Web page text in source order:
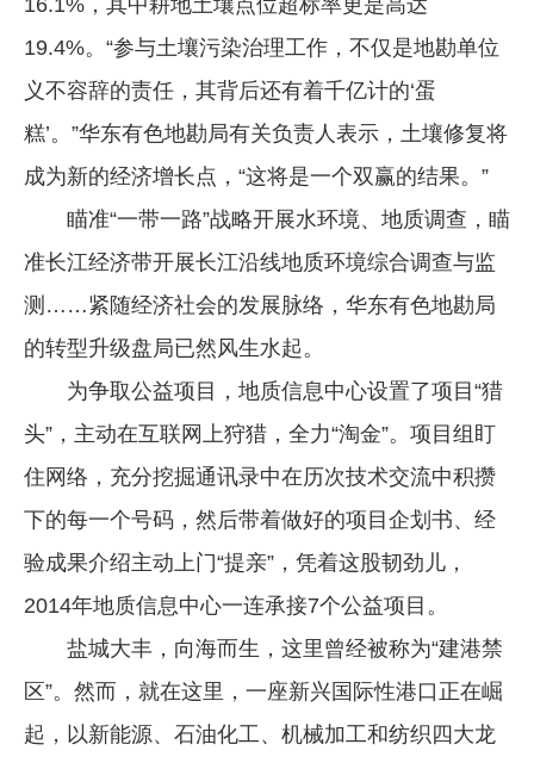
19.4%。“参与土壤污染治理工作，不仅是地勘单位
义不容辞的责任，其背后还有着千亿计的‘蛋
糕’。”华东有色地勘局有关负责人表示，土壤修复将
成为新的经济增长点，“这将是一个双赢的结果。”
瞄准“一带一路”战略开展水环境、地质调查，瞄
准长江经济带开展长江沿线地质环境综合调查与监
测……紧随经济社会的发展脉络，华东有色地勘局
的转型升级盘局已然风生水起。
为争取公益项目，地质信息中心设置了项目“猎
头”，主动在互联网上狩猎，全力“淘金”。项目组盯
住网络，充分挖掘通讯录中在历次技术交流中积攒
下的每一个号码，然后带着做好的项目企划书、经
验成果介绍主动上门“提亲”，凭着这股韧劲儿，
2014年地质信息中心一连承接7个公益项目。
盐城大丰，向海而生，这里曾经被称为“建港禁
区”。然而，就在这里，一座新兴国际性港口正在崛
起，以新能源、石油化工、机械加工和纺织四大龙